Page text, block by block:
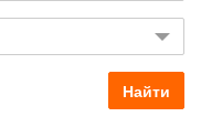
Найти